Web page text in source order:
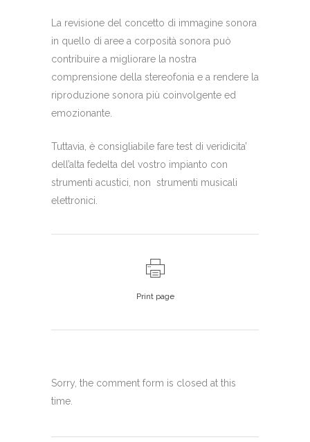
La revisione del concetto di immagine sonora
in quello di aree a corposità sonora può
contribuire a migliorare la nostra
comprensione della stereofonia e a rendere la
riproduzione sonora più coinvolgente ed
emozionante.
Tuttavia, è consigliabile fare test di veridicita’
dell’alta fedelta del vostro impianto con
strumenti acustici, non strumenti musicali
elettronici.
Print page
Sorry, the comment form is closed at this
time.